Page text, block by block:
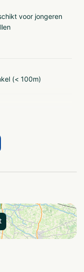
in onze
te doen.
door de polder.
voor jongeren
(< 100m)